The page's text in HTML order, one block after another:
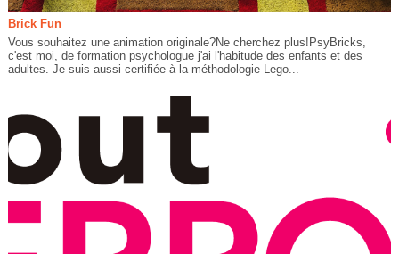
Brick Fun
Vous souhaitez une animation originale?Ne cherchez plus!PsyBricks,
c'est moi, de formation psychologue j'ai l'habitude des enfants et des
adultes. Je suis aussi certifiée à la méthodologie Lego...